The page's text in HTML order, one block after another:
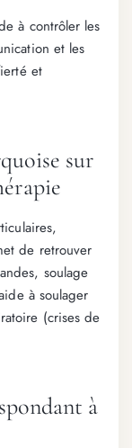
à contrôler les
et les
et
sur
de retrouver
soulage
à soulager
(crises de
à